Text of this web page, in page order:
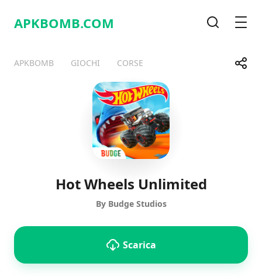
APKBOMB.COM
APKBOMB GIOCHI CORSE
TelegramFacebook
Hot Wheels Unlimited
By Budge Studios
Scarica